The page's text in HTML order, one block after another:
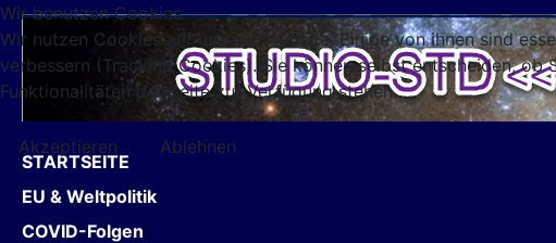
STARTSEITE
EU & Weltpolitik
COVID-Folgen
Wir benutzen Cookies
Wir nutzen Cookies auf unserer Website. Einige von ihnen sind
verbessern (Tracking Cookies). Sie können selbst entscheiden,
Funktionalitäten der Seite zur Verfügung stehen.
Akzeptieren
Ablehnen